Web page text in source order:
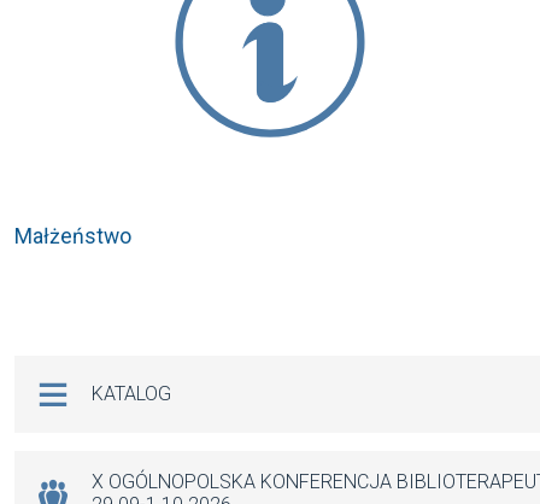
Małżeństwo
KATALOG
X OGÓLNOPOLSKA KONFERENCJA